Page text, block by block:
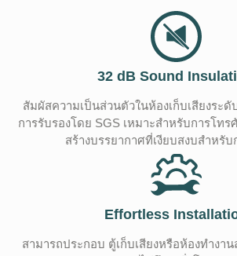
32 dB Sound
สัมผัสความเป็นส่วนตัวในห้องเก็บเสียงระดั
การรับรองโดย SGS เหมาะสำหรับการโท
สร้างบรรยากาศที่เงียบสงบสำหรับ
Effortless
สามารถประกอบ ตู้เก็บเสียงหรือห้องทำงา